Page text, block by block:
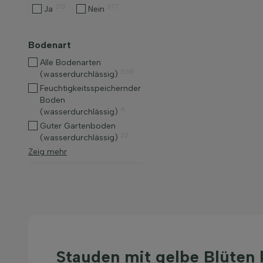
Ja Nein
Bodenart
Alle Bodenarten
(wasserdurchlässig)
Feuchtigkeitsspeichernder
Boden
(wasserdurchlässig)
Guter Gartenboden
(wasserdurchlässig)
Zeig mehr
Stauden mit gelbe Blüten